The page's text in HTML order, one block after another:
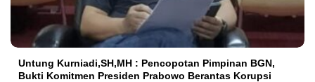
Untung Kurniadi,SH,MH : Pencopotan Pimpinan BGN,
Bukti Komitmen Presiden Prabowo Berantas Korupsi